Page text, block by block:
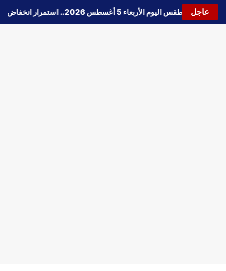
عاجل🔵 حالة الطقس اليوم الأربعاء 5 أغسطس 2026.. استمرار انخفاض الحرارة وتحذيرات من الشبورة واضطراب الملاحة